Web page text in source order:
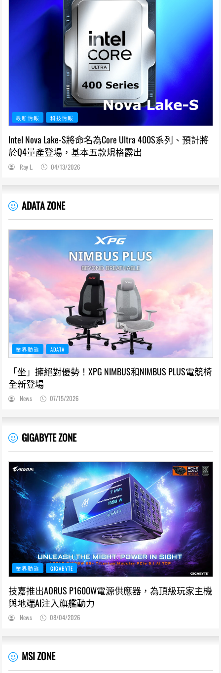
最新情報 科技情報
Intel Nova Lake-S將命名為Core Ultra 400S系列、預計將
於Q4量產登場，基本五款規格露出
Ray L. 04/13/2026
ADATA ZONE
業界動態 ADATA
「坐」擁絕對優勢！XPG NIMBUS和NIMBUS PLUS電競椅
全新登場
News 07/15/2026
GIGABYTE ZONE
業界動態 GIGABYTE
技嘉推出AORUS P1600W電源供應器，為頂級玩家主機
與地端AI注入旗艦動力
News 08/04/2026
MSI ZONE